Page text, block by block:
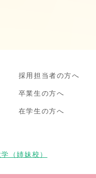
採用担当者の方へ
卒業生の方へ
在学生の方へ
（姉妹校）